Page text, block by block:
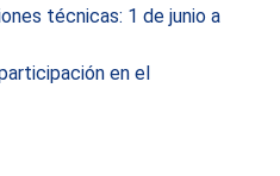
técnicas: 1 de junio a
en el